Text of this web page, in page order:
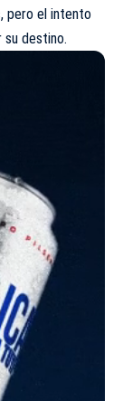
pero el intento
su destino.